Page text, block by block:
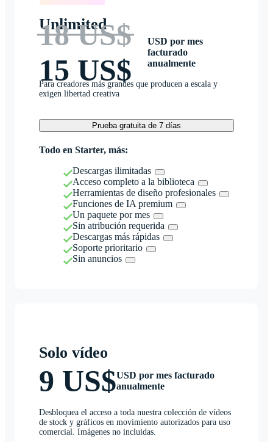
Unlimited
18 US$
15 US$
USD por mes
facturado
anualmente
Para creadores más grandes que producen a escala y
exigen libertad creativa
Prueba gratuita de 7 días
Todo en Starter, más:
Descargas ilimitadas
Acceso completo a la biblioteca
Herramientas de diseño profesionales
Funciones de IA premium
Un paquete por mes
Sin atribución requerida
Descargas más rápidas
Soporte prioritario
Sin anuncios
Solo vídeo
9 US$USD por mes facturado
anualmente
Desbloquea el acceso a toda nuestra colección de vídeos
de stock y gráficos en movimiento autorizados para uso
comercial. Imágenes no incluidas.